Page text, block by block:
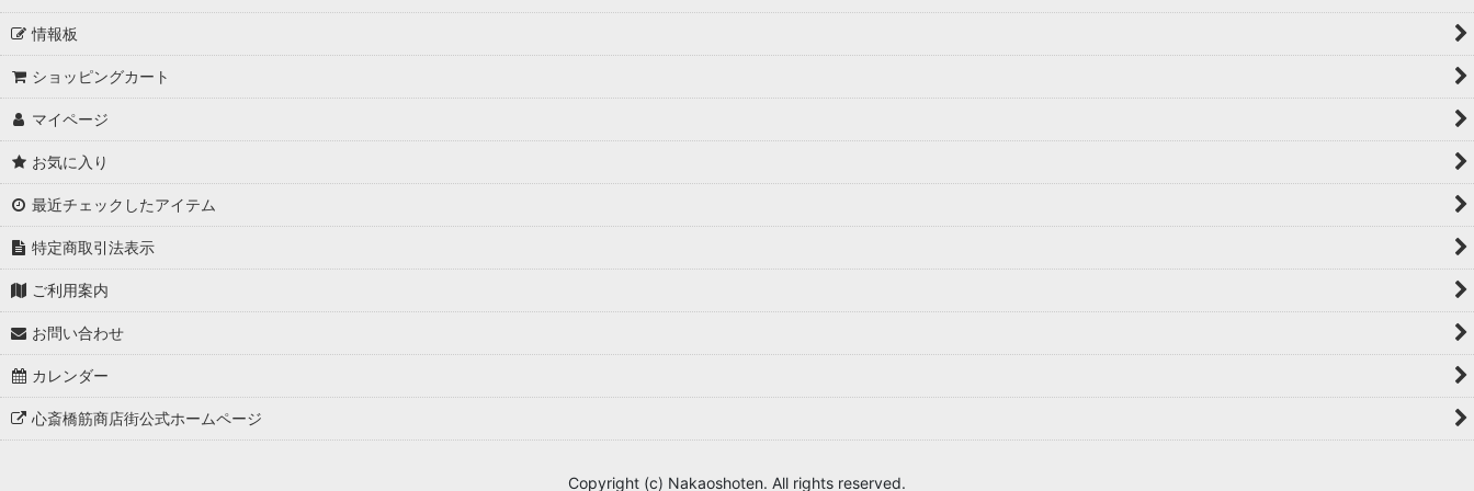
情報板
ショッピングカート
マイページ
お気に入り
最近チェックしたアイテム
特定商取引法表示
ご利用案内
お問い合わせ
カレンダー
心斎橋筋商店街公式ホームページ
Copyright (c) Nakaoshoten. All rights reserved.